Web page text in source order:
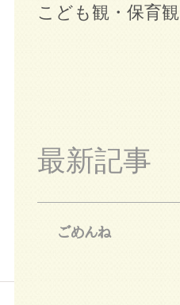
こども観・保育観
最新記事
ごめんね